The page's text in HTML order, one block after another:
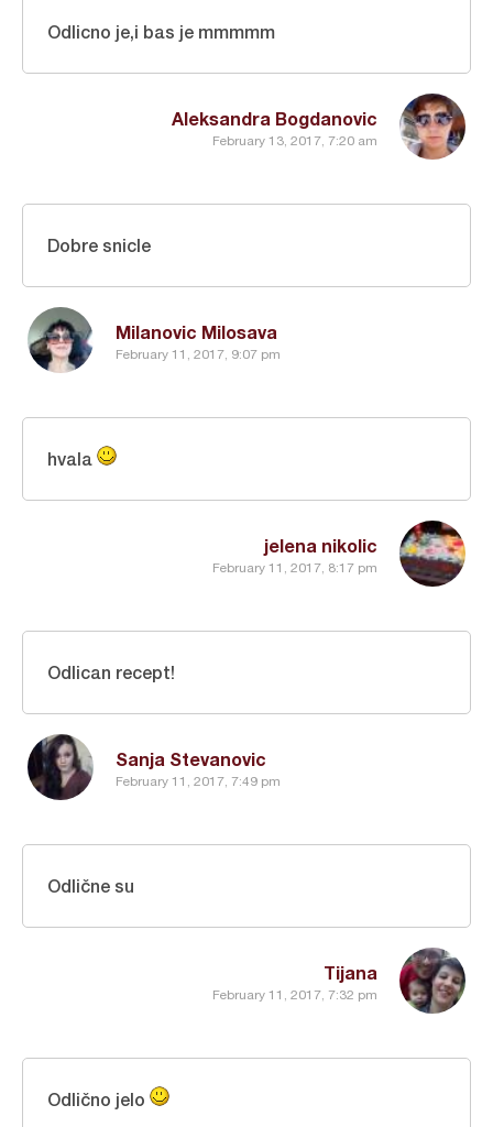
Aleksandra Bogdanovic
February 13, 2017, 7:20 am
Odlicno je,i bas je mmmmm
Milanovic Milosava
February 11, 2017, 9:07 pm
Dobre snicle
jelena nikolic
February 11, 2017, 8:17 pm
hvala
Sanja Stevanovic
February 11, 2017, 7:49 pm
Odlican recept!
Tijana
February 11, 2017, 7:32 pm
Odlične su
Odlično jelo